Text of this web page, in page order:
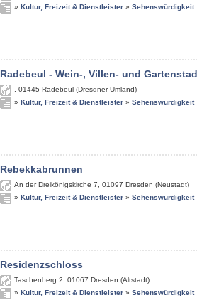
» Kultur, Freizeit & Dienstleister » Sehenswürdigkeit
Radebeul - Wein-, Villen- und
01445 Radebeul (Dresdner Umland)
» Kultur, Freizeit & Dienstleister » Sehenswürdigkeit
Rebekkabrunnen
An der Dreikönigskirche 7 01097 Dresden (Neustadt)
» Kultur, Freizeit & Dienstleister » Sehenswürdigkeit
Residenzschloss
Taschenberg 2 01067 Dresden (Altstadt)
» Kultur, Freizeit & Dienstleister » Sehenswürdigkeit